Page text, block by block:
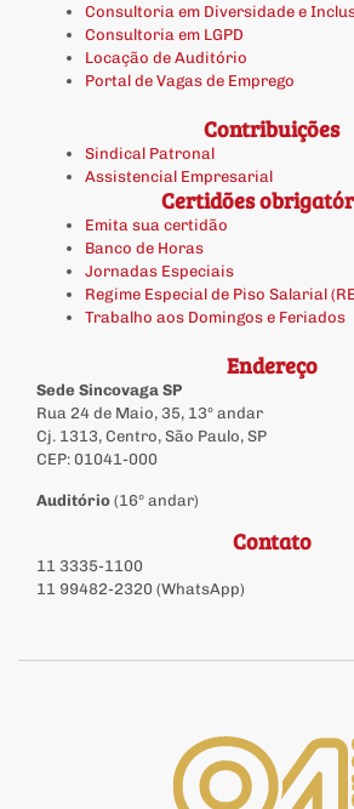
Consultoria em Diversidade e
Consultoria em LGPD
Locação de Auditório
Portal de Vagas de Emprego
Contribuições
Sindical Patronal
Assistencial Empresarial
Certidões
Emita sua certidão
Banco de Horas
Jornadas Especiais
Regime Especial de Piso Salarial
Trabalho aos Domingos e Feriados
Endereço
Sede Sincovaga SP
Rua 24 de Maio, 35, 13º andar
Cj. 1313, Centro, São Paulo, SP
CEP: 01041-000
Auditório (16º andar)
Contato
11 3335-1100
11 99482-2320 (WhatsApp)